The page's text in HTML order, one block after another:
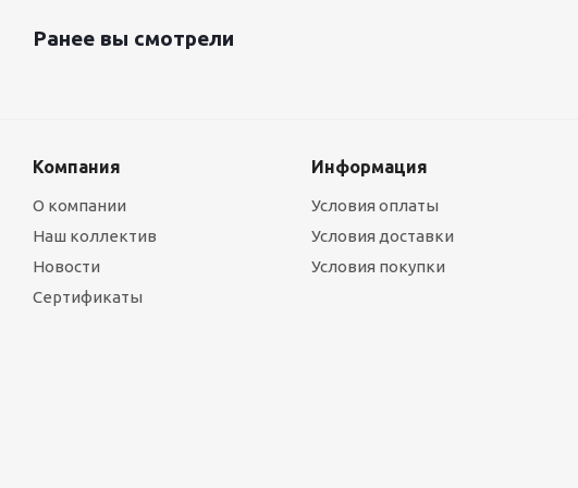
Ранее вы смотрели
Компания
О компании
Наш коллектив
Новости
Сертификаты
Информация
Условия оплаты
Условия доставки
Условия покупки